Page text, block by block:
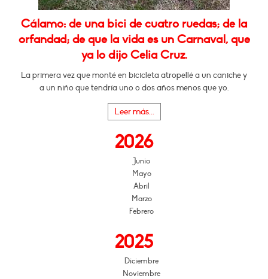
Cálamo: de una bici de cuatro ruedas; de la
orfandad; de que la vida es un Carnaval, que
ya lo dijo Celia Cruz.
La primera vez que monté en bicicleta atropellé a un caniche y
a un niño que tendría uno o dos años menos que yo.
Leer más...
2026
Junio
Mayo
Abril
Marzo
Febrero
2025
Diciembre
Noviembre